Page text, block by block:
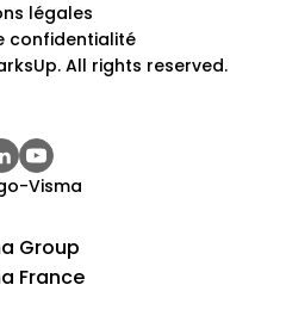
légales
confidentialité
All rights reserved.
Group
France